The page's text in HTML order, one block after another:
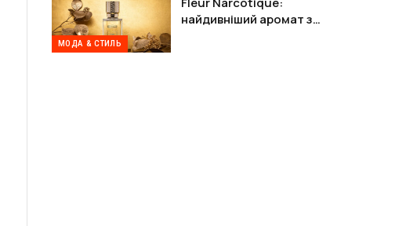
МОДА & СТИЛЬ
найдивніший аромат з